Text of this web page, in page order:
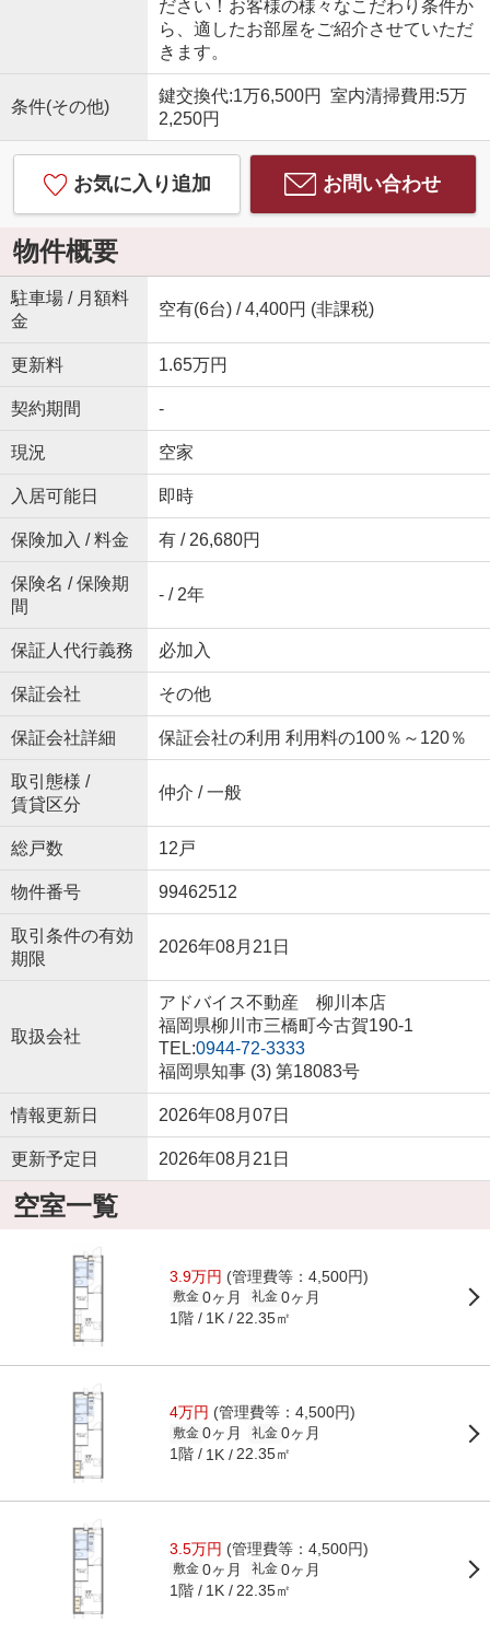
ださい！お客様の様々なこだわり条件か
ら、適したお部屋をご紹介させていただ
きます。
条件(その他)
鍵交換代:1万6,500円 室内清掃費用:5万
2,250円
お気に入り追加 お問い合わせ
物件概要
駐車場 / 月額料
金
空有(6台) / 4,400円 (非課税)
更新料 1.65万円
契約期間 -
現況 空家
入居可能日 即時
保険加入 / 料金 有 / 26,680円
保険名 / 保険期
間
- / 2年
保証人代行義務 必加入
保証会社 その他
保証会社詳細 保証会社の利用 利用料の100％～120％
取引態様 /
賃貸区分
仲介 / 一般
総戸数 12戸
物件番号 99462512
取引条件の有効
期限
2026年08月21日
取扱会社
アドバイス不動産 柳川本店
福岡県柳川市三橋町今古賀190-1
TEL:0944-72-3333
福岡県知事 (3) 第18083号
情報更新日 2026年08月07日
更新予定日 2026年08月21日
空室一覧
3.9万円 (管理費等：4,500円)
敷金 0ヶ月 礼金 0ヶ月
1階 1K 22.35㎡
4万円 (管理費等：4,500円)
敷金 0ヶ月 礼金 0ヶ月
1階 1K 22.35㎡
3.5万円 (管理費等：4,500円)
敷金 0ヶ月 礼金 0ヶ月
1階 1K 22.35㎡